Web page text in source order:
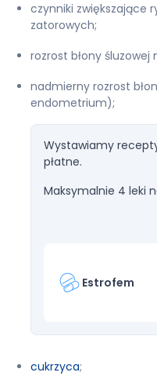
czynniki zwiększające
zatorowych;
rozrost błony
nadmierny rozrost
endometrium);
Wystawiamy
płatne.
Maksymalnie 4 leki
Estrofem
cukrzyca;